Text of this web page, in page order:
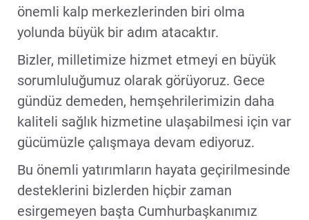
önemli kalp merkezlerinden biri olma
yolunda büyük bir adım atacaktır.
Bizler, milletimize hizmet etmeyi en büyük
sorumluluğumuz olarak görüyoruz. Gece
gündüz demeden, hemşehrilerimizin daha
kaliteli sağlık hizmetine ulaşabilmesi için var
gücümüzle çalışmaya devam ediyoruz.
Bu önemli yatırımların hayata geçirilmesinde
desteklerini bizlerden hiçbir zaman
esirgemeyen başta Cumhurbaşkanımız